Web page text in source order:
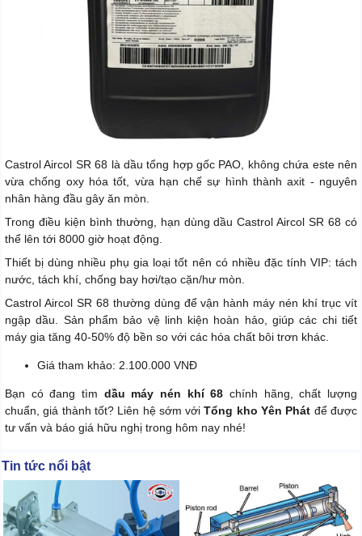
Castrol Aircol SR 68 là dầu tổng hợp gốc PAO, không chứa este nên
vừa chống oxy hóa tốt, vừa hạn chế sự hình thành axit - nguyên
nhân hàng đầu gây ăn mòn.
Trong điều kiện bình thường, hạn dùng dầu Castrol Aircol SR 68 có
thể lên tới 8000 giờ hoạt động.
Thiết bị dùng nhiều phụ gia loại tốt nên có nhiều đặc tính VIP: tách
nước, tách khí, chống bay hơi/tạo cặn/hư mòn.
Castrol Aircol SR 68 thường dùng để vận hành máy nén khí trục vít
ngập dầu. Sản phẩm bảo vệ linh kiện hoàn hảo, giúp các chi tiết
máy gia tăng 40-50% độ bền so với các hóa chất bôi trơn khác.
Giá tham khảo: 2.100.000 VNĐ
Bạn có đang tìm dầu máy nén khí 68 chính hãng, chất lượng
chuẩn, giá thành tốt? Liên hệ sớm vớiTổng kho Yên Phát để được
tư vấn và báo giá hữu nghị trong hôm nay nhé!
Tin tức nổi bật